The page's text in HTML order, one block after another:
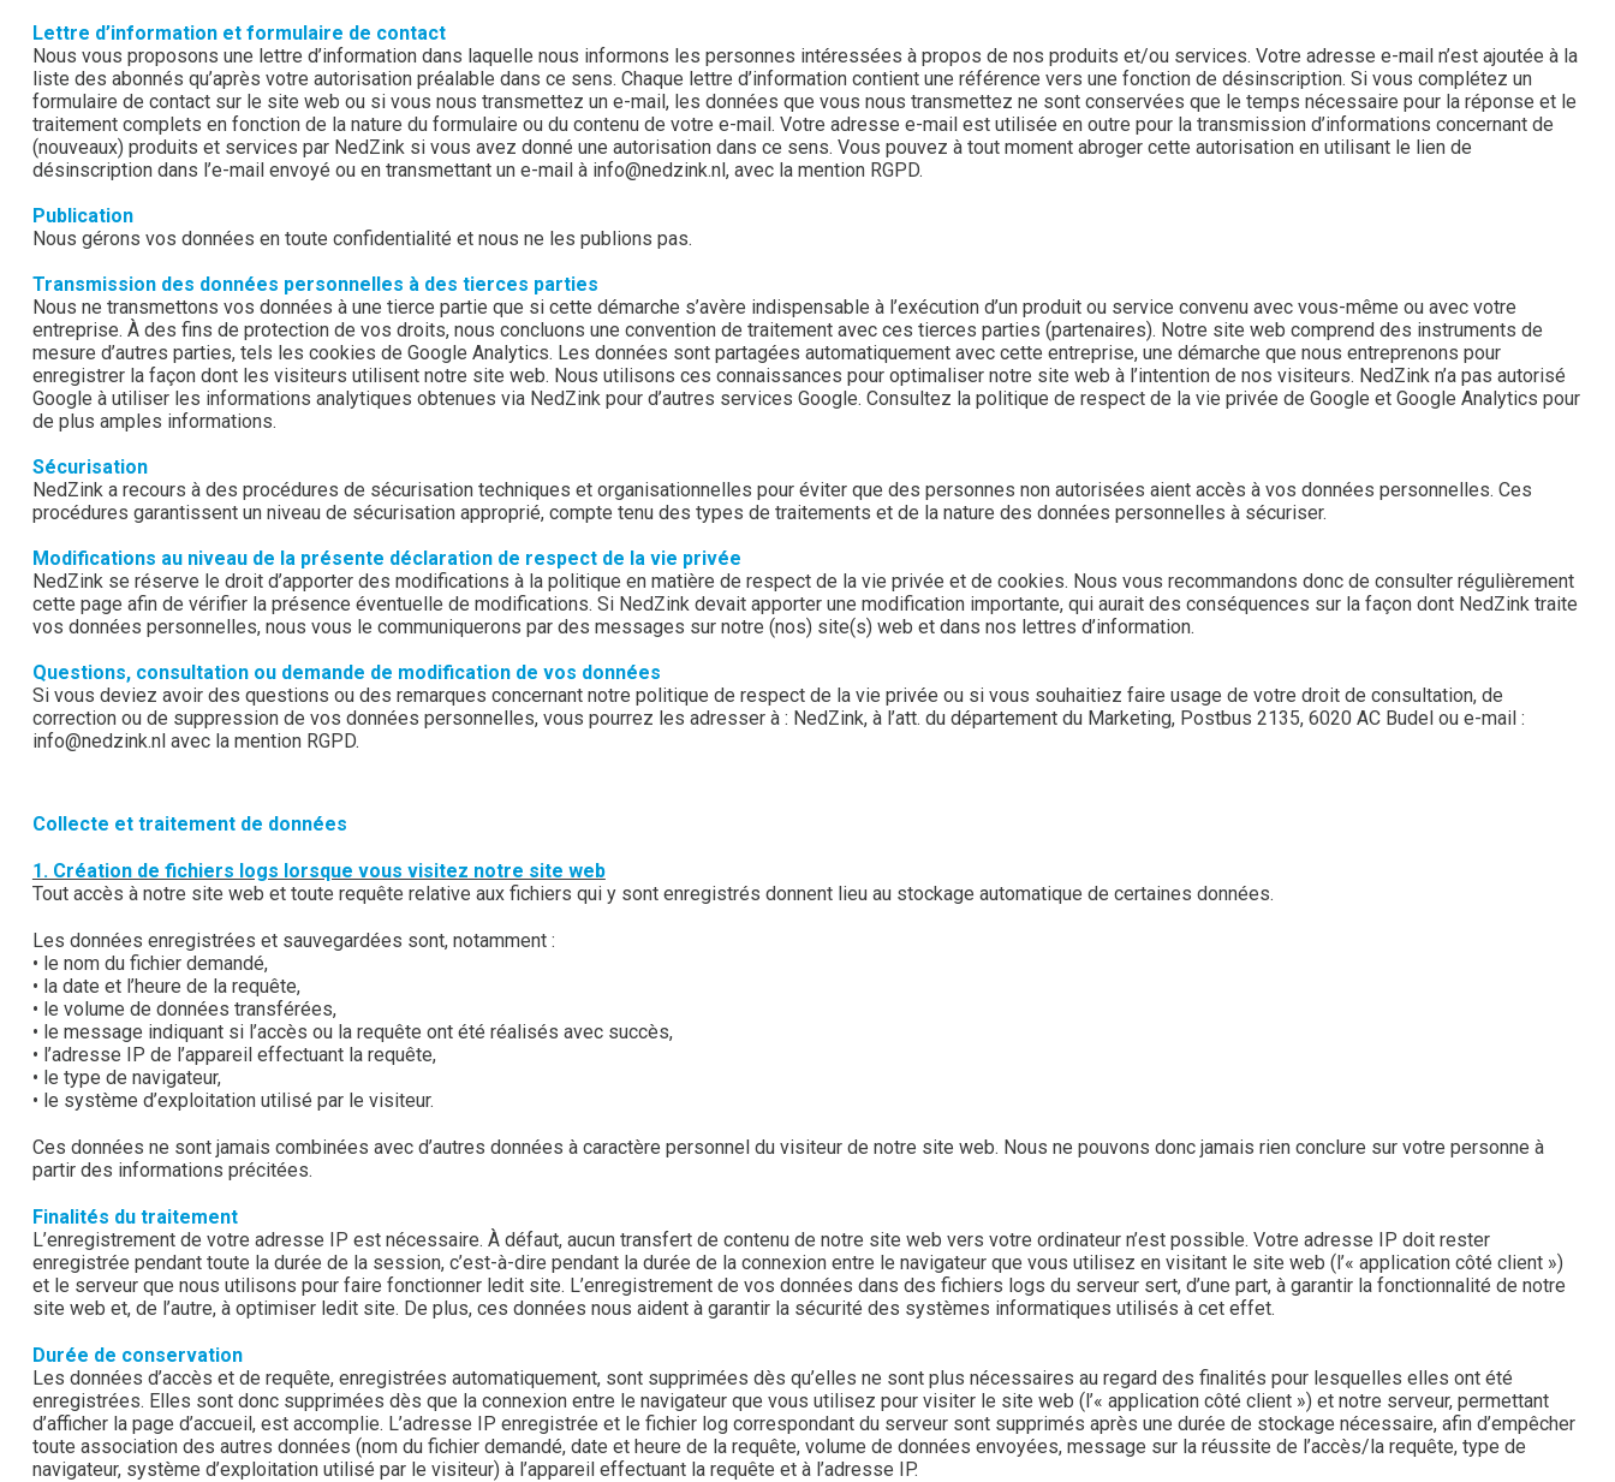
Lettre d’information et formulaire de contact
Nous vous proposons une lettre d’information dans laquelle nous informons les personnes intéressées à propos de nos produits et/ou services. Votre adresse e-mail n’est ajoutée à la
liste des abonnés qu’après votre autorisation préalable dans ce sens. Chaque lettre d’information contient une référence vers une fonction de désinscription. Si vous complétez un
formulaire de contact sur le site web ou si vous nous transmettez un e-mail, les données que vous nous transmettez ne sont conservées que le temps nécessaire pour la réponse et le
traitement complets en fonction de la nature du formulaire ou du contenu de votre e-mail. Votre adresse e-mail est utilisée en outre pour la transmission d’informations concernant de
(nouveaux) produits et services par NedZink si vous avez donné une autorisation dans ce sens. Vous pouvez à tout moment abroger cette autorisation en utilisant le lien de
désinscription dans l’e-mail envoyé ou en transmettant un e-mail à info@nedzink.nl, avec la mention RGPD.
Publication
Nous gérons vos données en toute confidentialité et nous ne les publions pas.
Transmission des données personnelles à des tierces parties
Nous ne transmettons vos données à une tierce partie que si cette démarche s’avère indispensable à l’exécution d’un produit ou service convenu avec vous-même ou avec votre
entreprise. À des fins de protection de vos droits, nous concluons une convention de traitement avec ces tierces parties (partenaires). Notre site web comprend des instruments de
mesure d’autres parties, tels les cookies de Google Analytics. Les données sont partagées automatiquement avec cette entreprise, une démarche que nous entreprenons pour
enregistrer la façon dont les visiteurs utilisent notre site web. Nous utilisons ces connaissances pour optimaliser notre site web à l’intention de nos visiteurs. NedZink n’a pas autorisé
Google à utiliser les informations analytiques obtenues via NedZink pour d’autres services Google. Consultez la politique de respect de la vie privée de Google et Google Analytics pour
de plus amples informations.
Sécurisation
NedZink a recours à des procédures de sécurisation techniques et organisationnelles pour éviter que des personnes non autorisées aient accès à vos données personnelles. Ces
procédures garantissent un niveau de sécurisation approprié, compte tenu des types de traitements et de la nature des données personnelles à sécuriser.
Modifications au niveau de la présente déclaration de respect de la vie privée
NedZink se réserve le droit d’apporter des modifications à la politique en matière de respect de la vie privée et de cookies. Nous vous recommandons donc de consulter régulièrement
cette page afin de vérifier la présence éventuelle de modifications. Si NedZink devait apporter une modification importante, qui aurait des conséquences sur la façon dont NedZink traite
vos données personnelles, nous vous le communiquerons par des messages sur notre (nos) site(s) web et dans nos lettres d’information.
Questions, consultation ou demande de modification de vos données
Si vous deviez avoir des questions ou des remarques concernant notre politique de respect de la vie privée ou si vous souhaitiez faire usage de votre droit de consultation, de
correction ou de suppression de vos données personnelles, vous pourrez les adresser à : NedZink, à l’att. du département du Marketing, Postbus 2135, 6020 AC Budel ou e-mail :
info@nedzink.nl avec la mention RGPD.
Collecte et traitement de données
1. Création de fichiers logs lorsque vous visitez notre site web
Tout accès à notre site web et toute requête relative aux fichiers qui y sont enregistrés donnent lieu au stockage automatique de certaines données.
Les données enregistrées et sauvegardées sont, notamment :
• le nom du fichier demandé,
• la date et l’heure de la requête,
• le volume de données transférées,
• le message indiquant si l’accès ou la requête ont été réalisés avec succès,
• l’adresse IP de l’appareil effectuant la requête,
• le type de navigateur,
• le système d’exploitation utilisé par le visiteur.
Ces données ne sont jamais combinées avec d’autres données à caractère personnel du visiteur de notre site web. Nous ne pouvons donc jamais rien conclure sur votre personne à
partir des informations précitées.
Finalités du traitement
L’enregistrement de votre adresse IP est nécessaire. À défaut, aucun transfert de contenu de notre site web vers votre ordinateur n’est possible. Votre adresse IP doit rester
enregistrée pendant toute la durée de la session, c’est-à-dire pendant la durée de la connexion entre le navigateur que vous utilisez en visitant le site web (l’« application côté client »)
et le serveur que nous utilisons pour faire fonctionner ledit site. L’enregistrement de vos données dans des fichiers logs du serveur sert, d’une part, à garantir la fonctionnalité de notre
site web et, de l’autre, à optimiser ledit site. De plus, ces données nous aident à garantir la sécurité des systèmes informatiques utilisés à cet effet.
Durée de conservation
Les données d’accès et de requête, enregistrées automatiquement, sont supprimées dès qu’elles ne sont plus nécessaires au regard des finalités pour lesquelles elles ont été
enregistrées. Elles sont donc supprimées dès que la connexion entre le navigateur que vous utilisez pour visiter le site web (l’« application côté client ») et notre serveur, permettant
d’afficher la page d’accueil, est accomplie. L’adresse IP enregistrée et le fichier log correspondant du serveur sont supprimés après une durée de stockage nécessaire, afin d’empêcher
toute association des autres données (nom du fichier demandé, date et heure de la requête, volume de données envoyées, message sur la réussite de l’accès/la requête, type de
navigateur, système d’exploitation utilisé par le visiteur) à l’appareil effectuant la requête et à l’adresse IP.